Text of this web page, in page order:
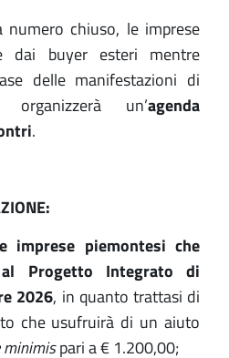
numero chiuso, le imprese
dai buyer esteri mentre
delle manifestazioni di
organizzerà un’agenda
.
imprese piemontesi che
al Progetto Integrato di
2026, in quanto trattasi di
che usufruirà di un aiuto
minimispari a € 1.200,00;